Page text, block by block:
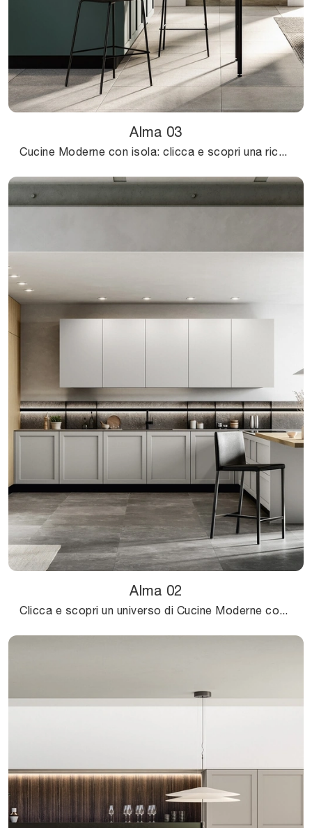
Alma 03
Cucine Moderne con isola: clicca e scopri una ricca gamma di soluzioni della firma Arredo3, tra cui il modello Alma 03.
Alma 02
Clicca e scopri un universo di Cucine Moderne con penisola: la cucina Alma 02 Arredo3 in Pet ti aspetta!